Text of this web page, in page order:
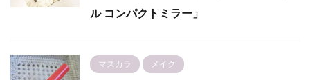
ル コンパクトミラー」
マスカラ メイク